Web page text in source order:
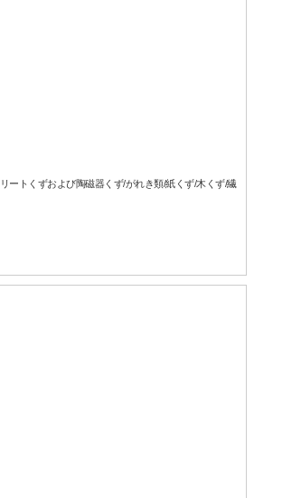
ートくずおよび陶磁器くず/がれき類/紙くず/木くず/繊